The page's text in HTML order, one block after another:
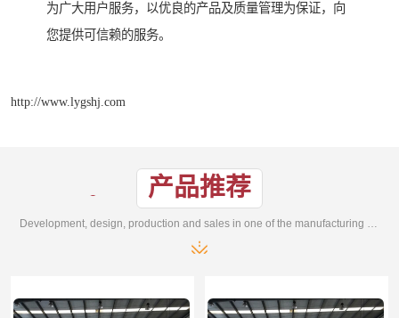
为广大用户服务，以优良的产品及质量管理为保证，向
您提供可信赖的服务。
http://www.lygshj.com
产品推荐